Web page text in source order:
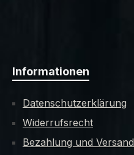
Informationen
Datenschutzerklärung
Widerrufsrecht
Bezahlung und Versand